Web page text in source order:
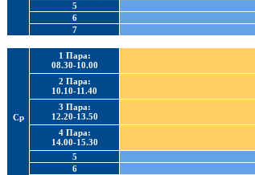
5
6
7
Ср
1 Пара:
08.30-10.00
2 Пара:
10.10-11.40
3 Пара:
12.20-13.50
4 Пара:
14.00-15.30
5
6